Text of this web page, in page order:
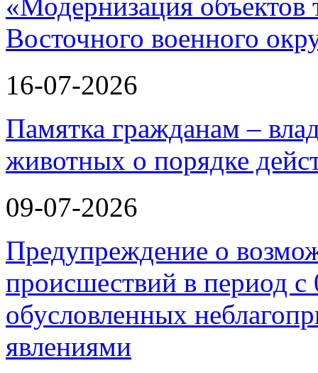
Восточного военного
16-07-2026
Памятка гражданам –
животных о порядке
09-07-2026
Предупреждение о
происшествий в период
обусловленных
явлениями